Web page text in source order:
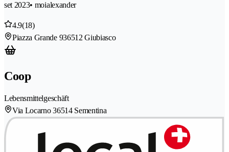
set 2023• moialexander
4.9(18)
Piazza Grande 936512 Giubiasco
Coop
Lebensmittelgeschäft
Via Locarno 36514 Sementina